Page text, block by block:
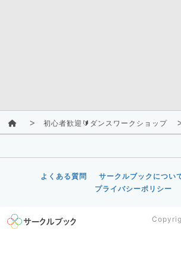
初心者歓迎🔰ダンスワークショップ
よくある質問 サークルブックについ
プライバシーポリシー